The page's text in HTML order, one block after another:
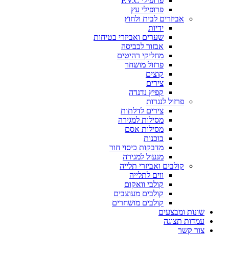
פרופילי עץ
אביזרים לבית ולחוץ
ידיות
שערים ואביזרי בטיחות
אבזור לכביסה
מחליקי רהיטים
פרזול מושחר
קוצים
צירים
קפיץ נדנדה
פרזול לנגרות
צירים לדלתות
מסילות למגירה
מסילות אסם
בוכנות
מדבקות כיסוי חור
מנעול למגירה
קולבים ואביזרי תלייה
ווים לתלייה
קולבי וואקום
קולבים מעוצבים
קולבים מושחרים
שונות ומבצעים
עמדות תצוגה
צור קשר